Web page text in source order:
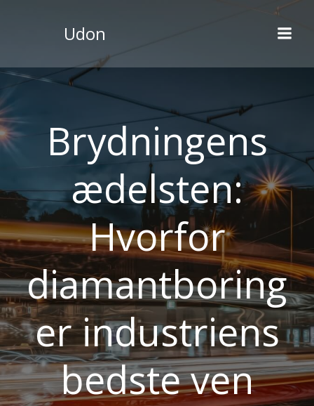
Udon
Brydningens
ædelsten:
Hvorfor
diamantboring
er industriens
bedste ven